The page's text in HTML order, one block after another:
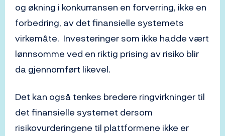
og økning i konkurransen en forverring, ikke en
forbedring, av det finansielle systemets
virkemåte. Investeringer som ikke hadde vært
lønnsomme ved en riktig prising av risiko blir
da gjennomført likevel.
Det kan også tenkes bredere ringvirkninger til
det finansielle systemet dersom
risikovurderingene til plattformene ikke er